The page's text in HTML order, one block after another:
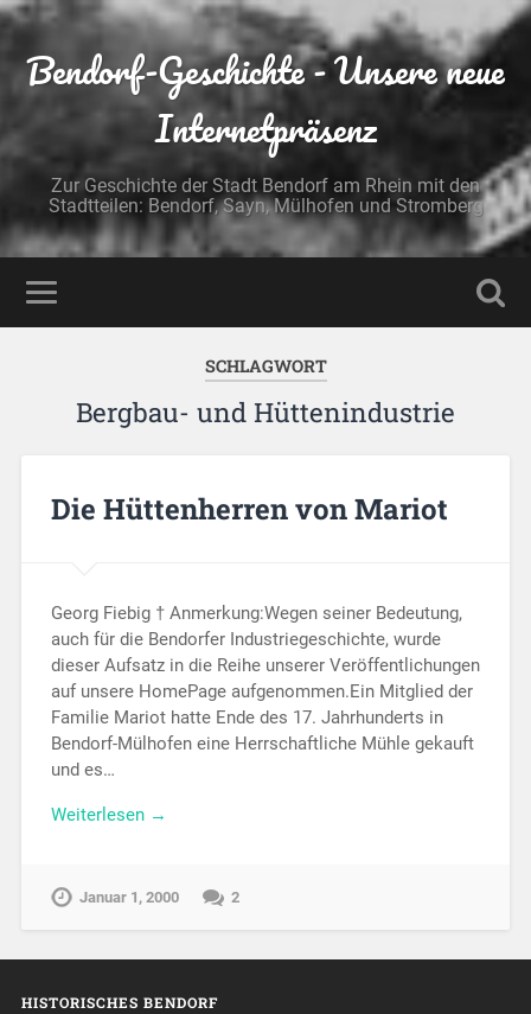
Bendorf-Geschichte - Unsere neue
Internetpräsenz
Zur Geschichte der Stadt Bendorf am Rhein mit den
Stadtteilen: Bendorf, Sayn, Mülhofen und Stromberg
SCHLAGWORT
Bergbau- und Hüttenindustrie
Die Hüttenherren von Mariot
Georg Fiebig † Anmerkung:Wegen seiner Bedeutung,
auch für die Bendorfer Industriegeschichte, wurde
dieser Aufsatz in die Reihe unserer Veröffentlichungen
auf unsere HomePage aufgenommen.Ein Mitglied der
Familie Mariot hatte Ende des 17. Jahrhunderts in
Bendorf-Mülhofen eine Herrschaftliche Mühle gekauft
und es…
Weiterlesen →
Januar 1, 2000 2
HISTORISCHES BENDORF